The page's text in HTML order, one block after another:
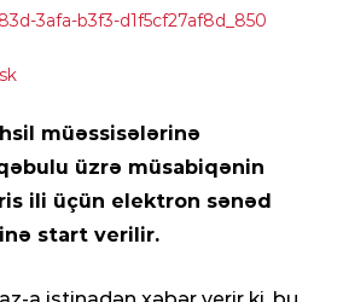
müəssisələrinə
üzrə müsabiqənin
ili üçün elektron sənəd
start verilir.